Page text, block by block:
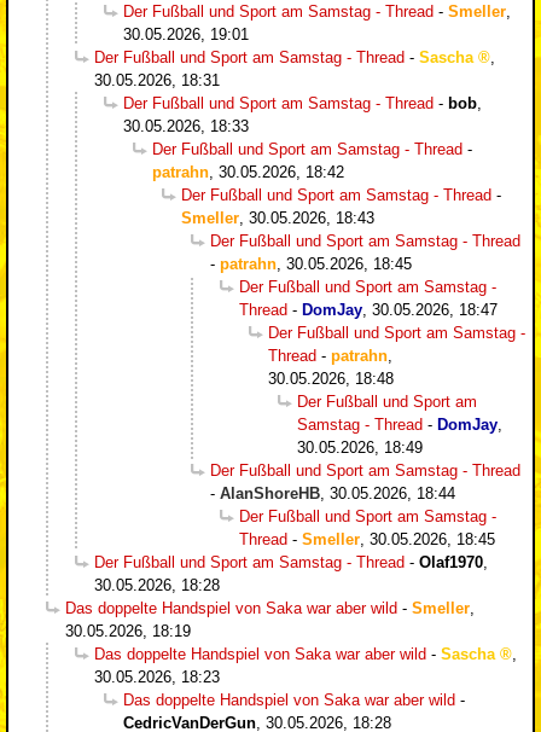
Der Fußball und Sport am Samstag - Thread - Smeller
30.05.2026, 19:01
Der Fußball und Sport am Samstag - Thread - Sascha
30.05.2026, 18:31
Der Fußball und Sport am Samstag - Thread - bob
30.05.2026, 18:33
Der Fußball und Sport am Samstag - Thread -
patrahn 30.05.2026, 18:42
Der Fußball und Sport am Samstag - Thread -
Smeller 30.05.2026, 18:43
Der Fußball und Sport am Samstag - Thread
- patrahn 30.05.2026, 18:45
Der Fußball und Sport am Samstag -
Thread - DomJay 30.05.2026, 18:47
Der Fußball und Sport am Samstag -
Thread - patrahn
30.05.2026, 18:48
Der Fußball und Sport am
Samstag - Thread - DomJay
30.05.2026, 18:49
Der Fußball und Sport am Samstag - Thread
- AlanShoreHB 30.05.2026, 18:44
Der Fußball und Sport am Samstag -
Thread - Smeller 30.05.2026, 18:45
Der Fußball und Sport am Samstag - Thread - Olaf1970
30.05.2026, 18:28
Das doppelte Handspiel von Saka war aber wild - Smeller
30.05.2026, 18:19
Das doppelte Handspiel von Saka war aber wild - Sascha
30.05.2026, 18:23
Das doppelte Handspiel von Saka war aber wild -
CedricVanDerGun 30.05.2026, 18:28